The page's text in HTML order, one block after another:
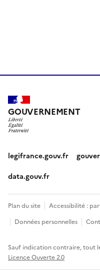
GOUVERNEMENT
legifrance.gouv.fr
data.gouv.fr
Plan du site Accessibilité :
Données personnelles
Sauf indication contraire, tout
Licence Ouverte 2.0